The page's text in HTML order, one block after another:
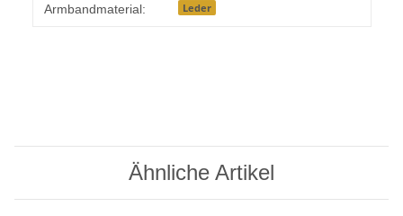
Armbandmaterial: Leder
Ähnliche Artikel